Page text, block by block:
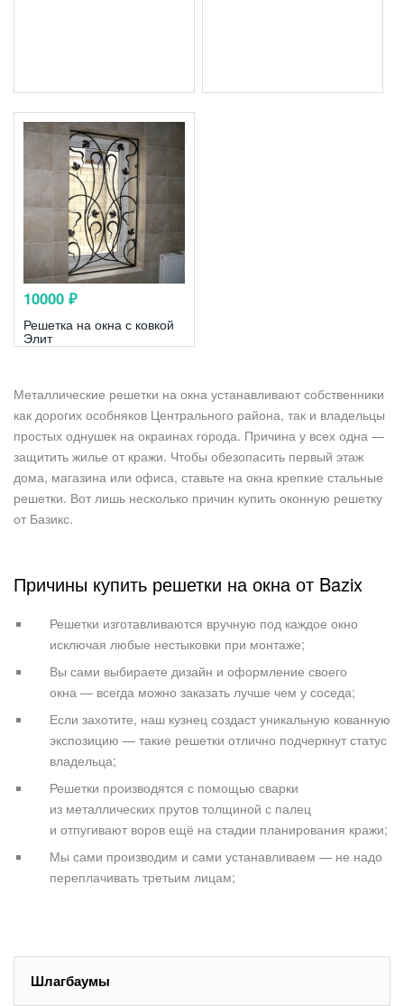
10000 ₽
Решетка на окна с ковкой
Элит
Металлические решетки на окна устанавливают собственники
как дорогих особняков Центрального района, так и владельцы
простых однушек на окраинах города. Причина у всех одна —
защитить жилье от кражи. Чтобы обезопасить первый этаж
дома, магазина или офиса, ставьте на окна крепкие стальные
решетки. Вот лишь несколько причин купить оконную решетку
от Базикс.
Причины купить решетки на окна от Bazix
Решетки изготавливаются вручную под каждое окно
исключая любые нестыковки при монтаже;
Вы сами выбираете дизайн и оформление своего
окна — всегда можно заказать лучше чем у соседа;
Если захотите, наш кузнец создаст уникальную кованную
экспозицию — такие решетки отлично подчеркнут статус
владельца;
Решетки производятся с помощью сварки
из металлических прутов толщиной с палец
и отпугивают воров ещё на стадии планирования кражи;
Мы сами производим и сами устанавливаем — не надо
переплачивать третьим лицам;
Шлагбаумы